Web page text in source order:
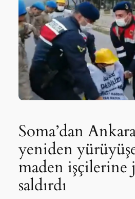
Soma’dan
yeniden
maden işçilerine
saldırdı